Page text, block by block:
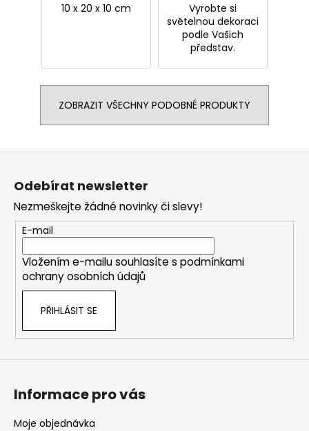
10 x 20 x 10 cm
Vyrobte si
světelnou dekoraci
podle Vašich
představ.
ZOBRAZIT VŠECHNY PODOBNÉ PRODUKTY
Z
Odebírat newsletter
Nezmeškejte žádné novinky či slevy!
E-mail
Vložením e-mailu souhlasíte s podmínkami
ochrany osobních údajů
PŘIHLÁSIT SE
Informace pro vás
Moje objednávka